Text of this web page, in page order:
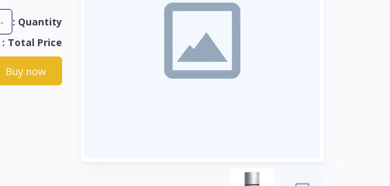
Quantity :
-
Total Price
:
Buy now